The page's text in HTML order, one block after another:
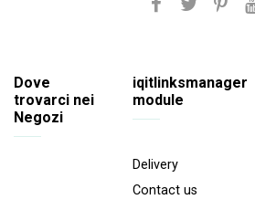
Dove
trovarci nei
Negozi
iqitlinksmanager
module
Delivery
Contact us